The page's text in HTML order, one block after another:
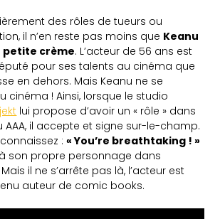
des rôles de tueurs ou
il n’en reste pas moins que Keanu
petite crème. L’acteur de 56 ans est
pour ses talents au cinéma que
en dehors. Mais Keanu ne se
cinéma ! Ainsi, lorsque le studio
lui propose d’avoir un « rôle » dans
AAA, il accepte et signe sur-le-champ.
:« You’re breathtaking ! »
à son propre personnage dans
Mais il ne s’arrête pas là, l’acteur est
auteur de comic books.